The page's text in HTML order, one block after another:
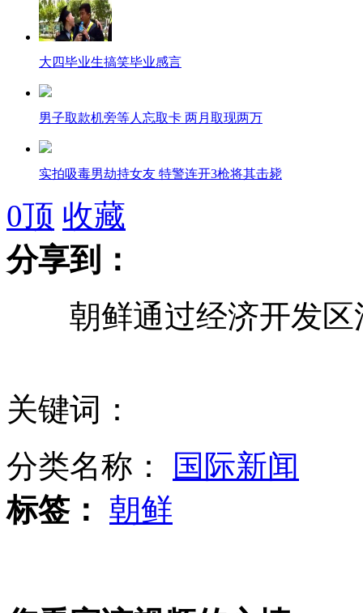
大四毕业生搞笑毕业感言
男子取款机旁等人忘取卡 两月取现两万
实拍吸毒男劫持女友 特警连开3枪将其击毙
监拍：男子将6岁女童推进公厕猥亵
2013毕业季复旦美女青春恋
实拍：2013高考誓师大会 场面壮观
曝河南28岁副局长持枪殴打记者 嚣张似黑社会
0顶 收藏
分享到：
朝鲜通过经济开发区
关键词：
分类名称：
国际新闻
标签： 朝鲜